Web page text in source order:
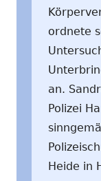
ordnete
an.
Polizei
Heide in